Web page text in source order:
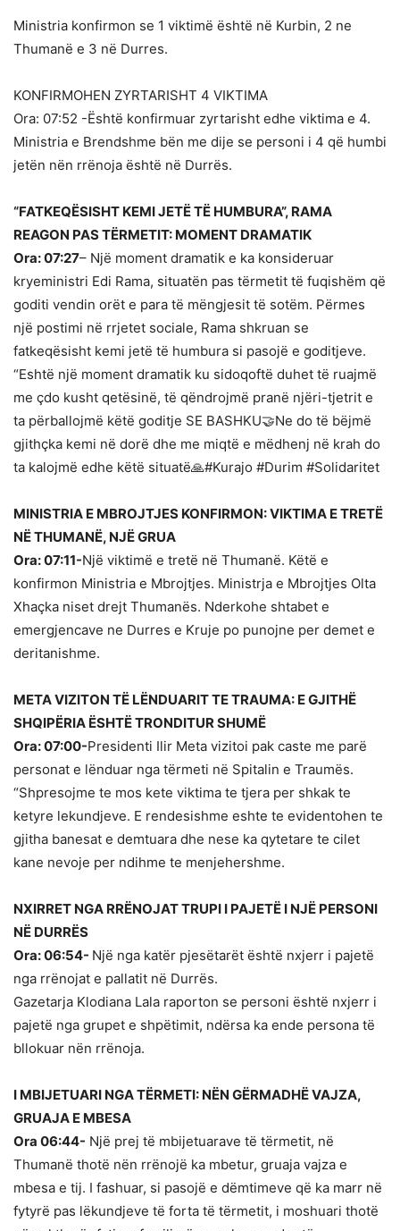
Ministria konfirmon se 1 viktimë është në Kurbin, 2 ne
Thumanë e 3 në Durres.
KONFIRMOHEN ZYRTARISHT 4 VIKTIMA
Ora: 07:52 -Është konfirmuar zyrtarisht edhe viktima e 4.
Ministria e Brendshme bën me dije se personi i 4 që humbi
jetën nën rrënoja është në Durrës.
“FATKEQËSISHT KEMI JETË TË HUMBURA”, RAMA
REAGON PAS TËRMETIT: MOMENT DRAMATIK
Ora: 07:27– Një moment dramatik e ka konsideruar
kryeministri Edi Rama, situatën pas tërmetit të fuqishëm që
goditi vendin orët e para të mëngjesit të sotëm. Përmes
një postimi në rrjetet sociale, Rama shkruan se
fatkeqësisht kemi jetë të humbura si pasojë e goditjeve.
“Eshtë një moment dramatik ku sidoqoftë duhet të ruajmë
me çdo kusht qetësinë, të qëndrojmë pranë njëri-tjetrit e
ta përballojmë këtë goditje SE BASHKU🤝Ne do të bëjmë
gjithçka kemi në dorë dhe me miqtë e mëdhenj në krah do
ta kalojmë edhe këtë situatë🙏#Kurajo #Durim #Solidaritet
MINISTRIA E MBROJTJES KONFIRMON: VIKTIMA E TRETË
NË THUMANË, NJË GRUA
Ora: 07:11-Një viktimë e tretë në Thumanë. Këtë e
konfirmon Ministria e Mbrojtjes. Ministrja e Mbrojtjes Olta
Xhaçka niset drejt Thumanës. Nderkohe shtabet e
emergjencave ne Durres e Kruje po punojne per demet e
deritanishme.
META VIZITON TË LËNDUARIT TE TRAUMA: E GJITHË
SHQIPËRIA ËSHTË TRONDITUR SHUMË
Ora: 07:00-Presidenti Ilir Meta vizitoi pak caste me parë
personat e lënduar nga tërmeti në Spitalin e Traumës.
“Shpresojme te mos kete viktima te tjera per shkak te
ketyre lekundjeve. E rendesishme eshte te evidentohen te
gjitha banesat e demtuara dhe nese ka qytetare te cilet
kane nevoje per ndihme te menjehershme.
NXIRRET NGA RRËNOJAT TRUPI I PAJETË I NJË PERSONI
NË DURRËS
Ora: 06:54- Një nga katër pjesëtarët është nxjerr i pajetë
nga rrënojat e pallatit në Durrës.
Gazetarja Klodiana Lala raporton se personi është nxjerr i
pajetë nga grupet e shpëtimit, ndërsa ka ende persona të
bllokuar nën rrënoja.
I MBIJETUARI NGA TËRMETI: NËN GËRMADHË VAJZA,
GRUAJA E MBESA
Ora 06:44- Një prej të mbijetuarave të tërmetit, në
Thumanë thotë nën rrënojë ka mbetur, gruaja vajza e
mbesa e tij. I fashuar, si pasojë e dëmtimeve që ka marr në
fytyrë pas lëkundjeve të forta të tërmetit, i moshuari thotë